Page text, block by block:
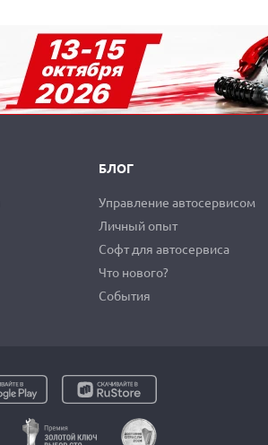
БЛОГ
Управление автосервисом
Личный опыт
Софт для автосервиса
Что нового?
События